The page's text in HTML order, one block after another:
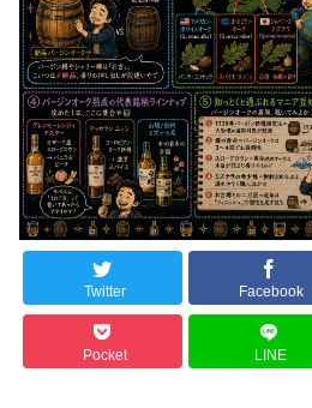
Twitter Facebook
Pocket LINE